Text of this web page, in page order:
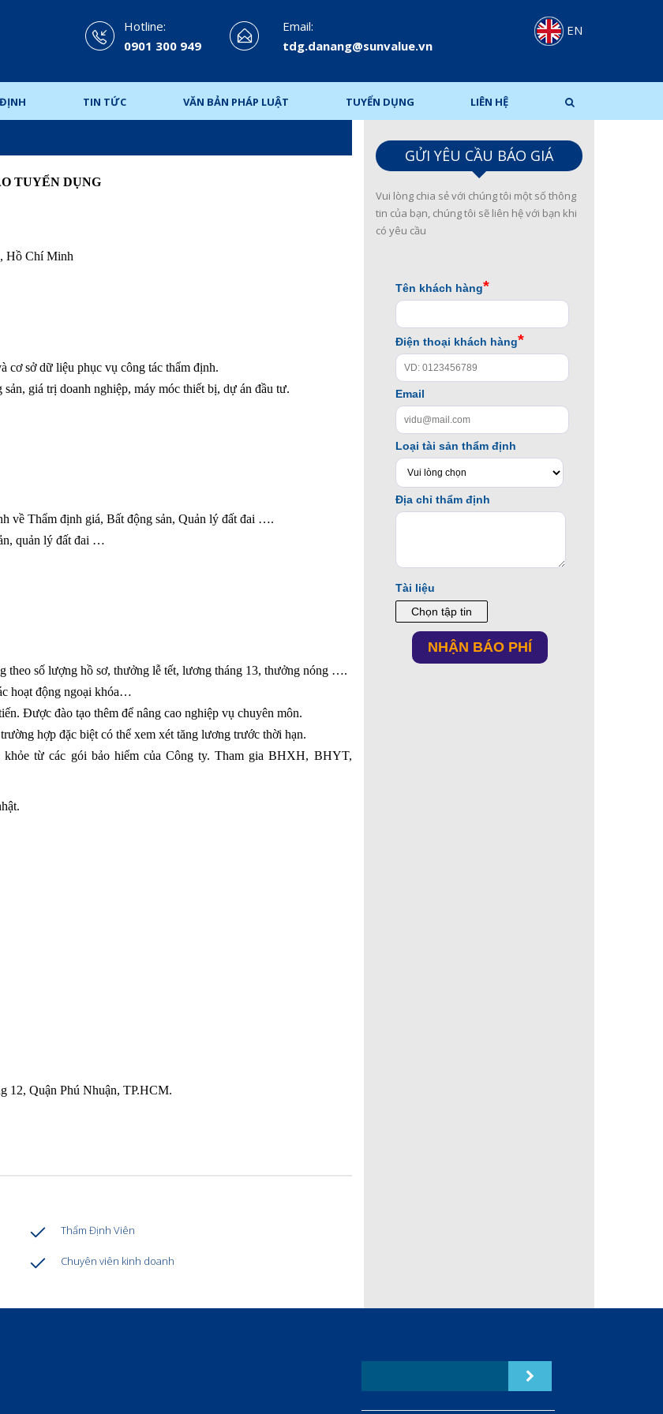
Hotline:
0901 300 949
Email:
tdg.danang@sunvalue.vn
EN
TIN TỨC VĂN BẢN PHÁP LUẬT TUYỂN DỤNG LIÊN HỆ
TUYỂN DỤNG
Hồ Chí Minh
cơ sở dữ liệu phục vụ công tác thẩm định.
giá trị doanh nghiệp, máy móc thiết bị, dự án đầu tư.
về Thẩm định giá, Bất động sản, Quản lý đất đai ….
quản lý đất đai …
theo số lượng hồ sơ, thưởng lễ tết, lương tháng 13, thưởng nóng ….
hoạt động ngoại khóa…
Được đào tạo thêm để nâng cao nghiệp vụ chuyên môn.
hợp đặc biệt có thể xem xét tăng lương trước thời hạn.
từ các gói bảo hiểm của Công ty. Tham gia BHXH, BHYT,
12, Quận Phú Nhuận, TP.HCM.
Thẩm Định Viên
Chuyên viên kinh doanh
GỬI YÊU CẦU BÁO GIÁ
Vui lòng chia sẻ với chúng tôi một số thông
tin của bạn, chúng tôi sẽ liên hệ với bạn khi
có yêu cầu